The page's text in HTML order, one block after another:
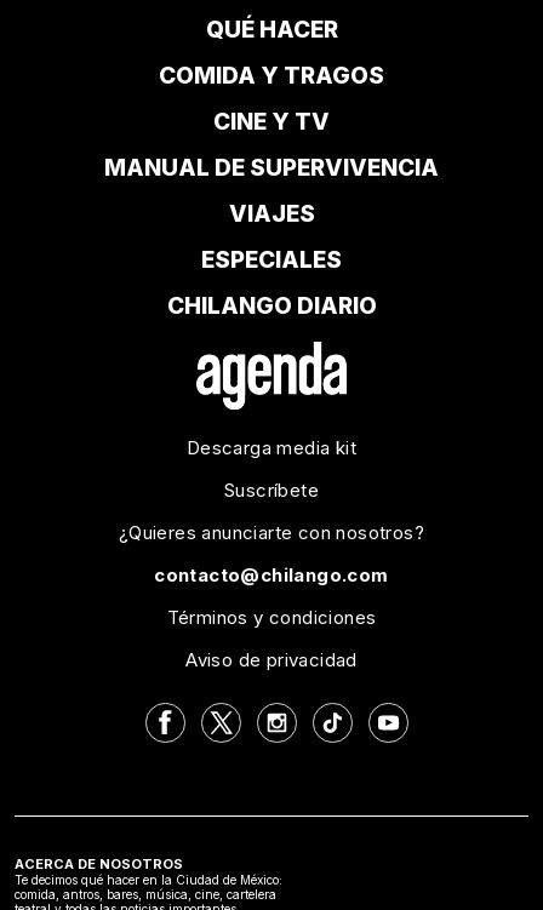
QUÉ HACER
COMIDA Y TRAGOS
CINE Y TV
MANUAL DE SUPERVIVENCIA
VIAJES
ESPECIALES
CHILANGO DIARIO
Descarga media kit
Suscríbete
¿Quieres anunciarte con nosotros?
contacto@chilango.com
Términos y condiciones
Aviso de privacidad
ACERCA DE NOSOTROS
Te decimos qué hacer en la Ciudad de México:
comida, antros, bares, música, cine, cartelera